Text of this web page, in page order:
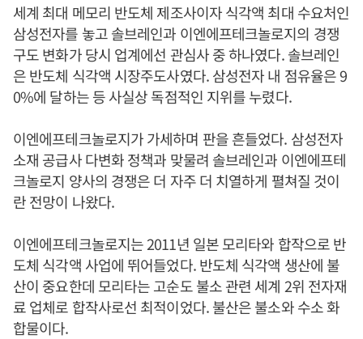
세계 최대 메모리 반도체 제조사이자 식각액 최대 수요처인
삼성전자를 놓고 솔브레인과 이엔에프테크놀로지의 경쟁
구도 변화가 당시 업계에선 관심사 중 하나였다. 솔브레인
은 반도체 식각액 시장주도사였다. 삼성전자 내 점유율은 9
0%에 달하는 등 사실상 독점적인 지위를 누렸다.
이엔에프테크놀로지가 가세하며 판을 흔들었다. 삼성전자
소재 공급사 다변화 정책과 맞물려 솔브레인과 이엔에프테
크놀로지 양사의 경쟁은 더 자주 더 치열하게 펼쳐질 것이
란 전망이 나왔다.
이엔에프테크놀로지는 2011년 일본 모리타와 합작으로 반
도체 식각액 사업에 뛰어들었다. 반도체 식각액 생산에 불
산이 중요한데 모리타는 고순도 불소 관련 세계 2위 전자재
료 업체로 합작사로선 최적이었다. 불산은 불소와 수소 화
합물이다.